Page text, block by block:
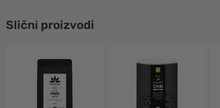
Slični proizvodi